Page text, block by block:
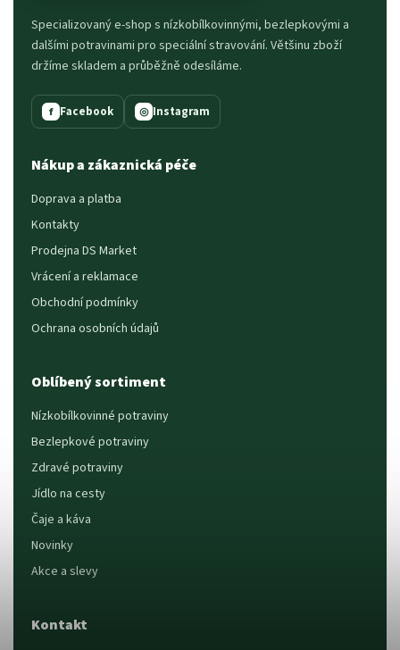
Specializovaný e-shop s nízkobílkovinnými, bezlepkovými a
dalšími potravinami pro speciální stravování. Většinu zboží
držíme skladem a průběžně odesíláme.
f Facebook ◎ Instagram
Nákup a zákaznická péče
Doprava a platba
Kontakty
Prodejna DS Market
Vrácení a reklamace
Obchodní podmínky
Ochrana osobních údajů
Oblíbený sortiment
Nízkobílkovinné potraviny
Bezlepkové potraviny
Zdravé potraviny
Jídlo na cesty
Čaje a káva
Novinky
Akce a slevy
Kontakt